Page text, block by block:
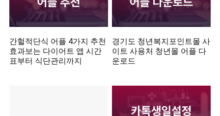
간헐적단식 어플 4가지 추천
효과보는 다이어트 앱 시간
표부터 식단관리까지
경기도 청년복지포인트몰 사
이트 사용처 청년몰 어플 다
운로드